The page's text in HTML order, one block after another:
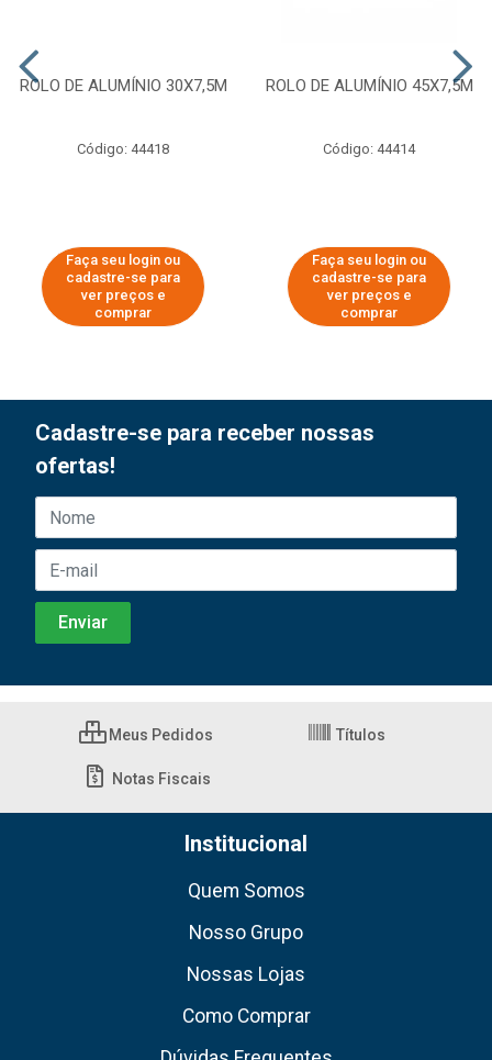
ROLO DE ALUMÍNIO 30X7,5M
Código: 44418
Faça seu login ou
cadastre-se para
ver preços e
comprar
ROLO DE ALUMÍNIO 45X7,5M
Código: 44414
Faça seu login ou
cadastre-se para
ver preços e
comprar
Cadastre-se para receber nossas
ofertas!
Meus Pedidos Títulos
Notas Fiscais
Institucional
Quem Somos
Nosso Grupo
Nossas Lojas
Como Comprar